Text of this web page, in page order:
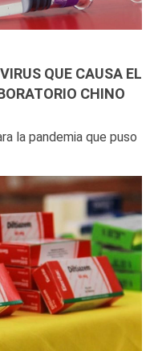
QUE CAUSA EL
CHINO
la pandemia que puso